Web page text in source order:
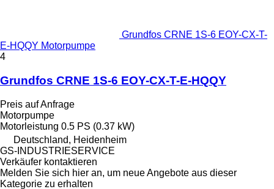
Grundfos CRNE 1S-6 EOY-CX-T-
E-HQQY Motorpumpe
4
Grundfos CRNE 1S-6 EOY-CX-T-E-HQQY
Preis auf Anfrage
Motorpumpe
Motorleistung 0.5 PS (0.37 kW)
Deutschland, Heidenheim
GS-INDUSTRIESERVICE
Verkäufer kontaktieren
Melden Sie sich hier an, um neue Angebote aus dieser
Kategorie zu erhalten